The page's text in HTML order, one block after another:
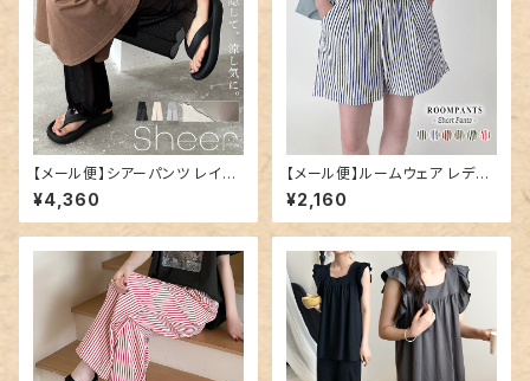
【メール便】シアーパンツ レイヤ
ード レディース レギンス ワイド
ペチコート／pants707
¥4,360
【メール便】ルームウェア レディ
ース ショートパンツ パンツ スト
ライプ／roomwear289
¥2,160